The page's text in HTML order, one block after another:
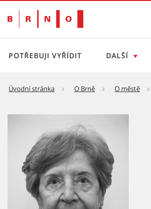
POTŘEBUJI VYŘÍDIT DALŠÍ
Úvodní stránka O Brně O městě